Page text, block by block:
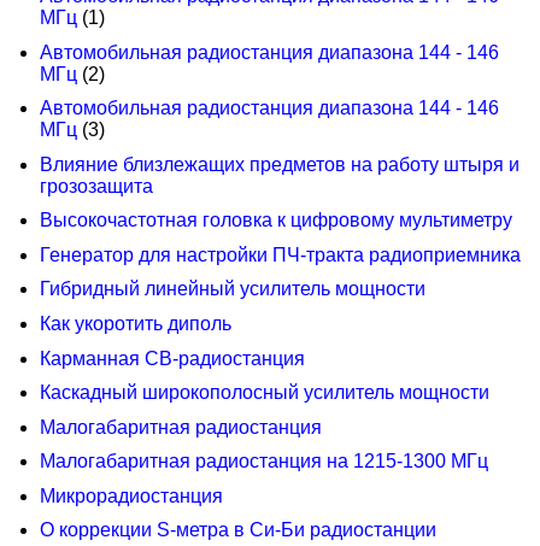
МГц (1)
Автомобильная радиостанция диапазона 144 - 146
МГц (2)
Автомобильная радиостанция диапазона 144 - 146
МГц (3)
Влияние близлежащих предметов на работу штыря и
грозозащита
Высокочастотная головка к цифровому мультиметру
Генератор для настройки ПЧ-тракта радиоприемника
Гибридный линейный усилитель мощности
Как укоротить диполь
Карманная CB-радиостанция
Каскадный широкополосный усилитель мощности
Малогабаритная радиостанция
Малогабаритная радиостанция на 1215-1300 МГц
Микрорадиостанция
О коррекции S-метра в Си-Би радиостанции